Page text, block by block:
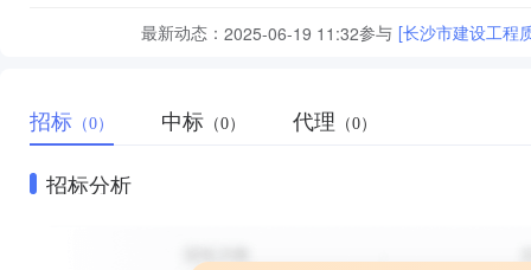
最新动态： 2025-06-19 11:32参与 [长沙市建设工程
招标 （0） 中标 （0） 代理 （0）
招标分析